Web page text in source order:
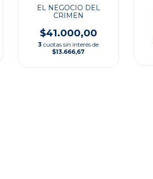
EL NEGOCIO DEL
CRIMEN
$41.000,00
3 cuotas sin interés de
$13.666,67